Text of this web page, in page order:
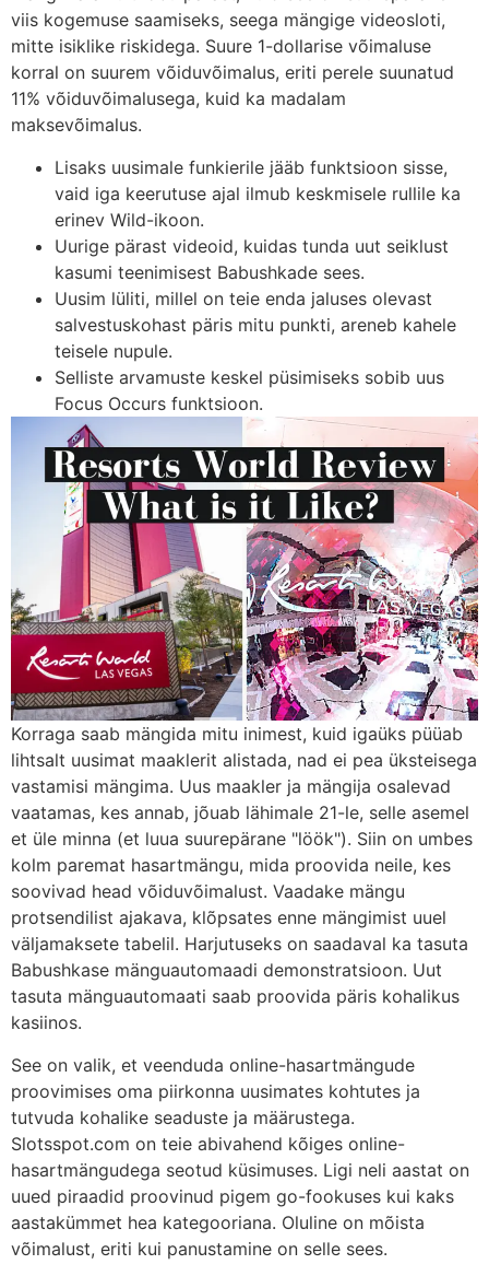
viis kogemuse saamiseks, seega mängige videosloti,
mitte isiklike riskidega. Suure 1-dollarise võimaluse
korral on suurem võiduvõimalus, eriti perele suunatud
11% võiduvõimalusega, kuid ka madalam
maksevõimalus.
Lisaks uusimale funkierile jääb funktsioon sisse,
vaid iga keerutuse ajal ilmub keskmisele rullile ka
erinev Wild-ikoon.
Uurige pärast videoid, kuidas tunda uut seiklust
kasumi teenimisest Babushkade sees.
Uusim lüliti, millel on teie enda jaluses olevast
salvestuskohast päris mitu punkti, areneb kahele
teisele nupule.
Selliste arvamuste keskel püsimiseks sobib uus
Focus Occurs funktsioon.
Korraga saab mängida mitu inimest, kuid igaüks püüab
lihtsalt uusimat maaklerit alistada, nad ei pea üksteisega
vastamisi mängima. Uus maakler ja mängija osalevad
vaatamas, kes annab, jõuab lähimale 21-le, selle asemel
et üle minna (et luua suurepärane "löök"). Siin on umbes
kolm paremat hasartmängu, mida proovida neile, kes
soovivad head võiduvõimalust. Vaadake mängu
protsendilist ajakava, klõpsates enne mängimist uuel
väljamaksete tabelil. Harjutuseks on saadaval ka tasuta
Babushkase mänguautomaadi demonstratsioon. Uut
tasuta mänguautomaati saab proovida päris kohalikus
kasiinos.
See on valik, et veenduda online-hasartmängude
proovimises oma piirkonna uusimates kohtutes ja
tutvuda kohalike seaduste ja määrustega.
Slotsspot.com on teie abivahend kõiges online-
hasartmängudega seotud küsimuses. Ligi neli aastat on
uued piraadid proovinud pigem go-fookuses kui kaks
aastakümmet hea kategooriana. Oluline on mõista
võimalust, eriti kui panustamine on selle sees.